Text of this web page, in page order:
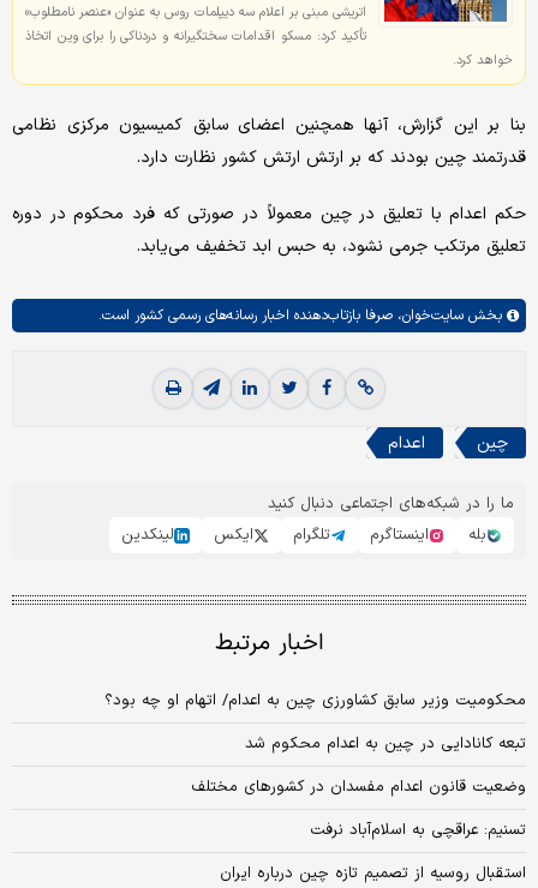
اتریشی مبنی بر اعلام سه دیپلمات روس به عنوان «عنصر نامطلوب»
تأکید کرد:‌ مسکو اقدامات سختگیرانه و دردناکی را برای وین اتخاذ
خواهد کرد.
بنا بر این گزارش، آنها همچنین اعضای سابق کمیسیون مرکزی نظامی
قدرتمند چین بودند که بر ارتش ارتش کشور نظارت دارد.
حکم اعدام با تعلیق در چین معمولاً در صورتی که فرد محکوم در دوره
تعلیق مرتکب جرمی نشود، به حبس ابد تخفیف می‌یابد.
بخش سایت‌خوان، صرفا بازتاب‌دهنده اخبار رسانه‌های رسمی کشور است.
چین اعدام
ما را در شبکه‌های اجتماعی دنبال کنید
بله
اینستاگرم تلگرام ایکس لینکدین
اخبار مرتبط
محکومیت وزیر سابق کشاورزی چین به اعدام/ اتهام او چه بود؟
تبعه کانادایی در چین به اعدام محکوم شد
وضعیت قانون اعدام مفسدان در کشورهای مختلف
تسنیم: عراقچی به اسلام‌آباد نرفت
استقبال روسیه از تصمیم تازه چین درباره ایران